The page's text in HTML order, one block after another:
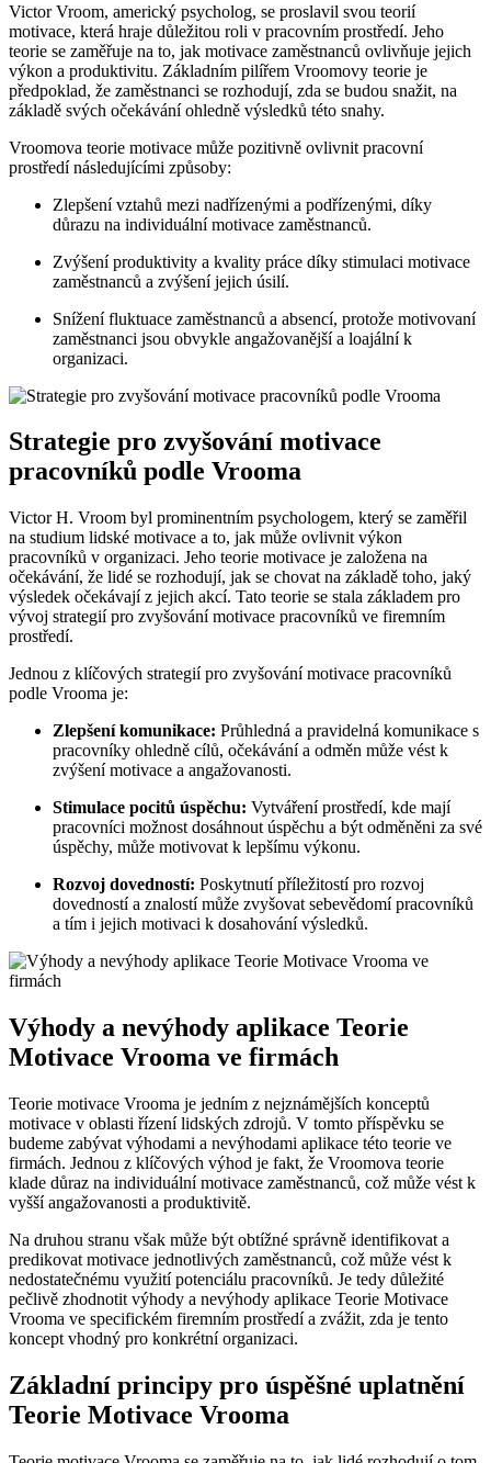
Victor Vroom, americký psycholog, se proslavil svou teorií
motivace, která hraje důležitou roli v pracovním prostředí. Jeho
teorie se zaměřuje na to, jak motivace zaměstnanců ovlivňuje jejich
výkon a produktivitu. Základním pilířem Vroomovy teorie je
předpoklad, že zaměstnanci se rozhodují, zda se budou snažit, na
základě svých očekávání ohledně výsledků této snahy.
Vroomova teorie motivace může pozitivně ovlivnit pracovní
prostředí následujícími způsoby:
Zlepšení vztahů mezi nadřízenými a podřízenými, díky
důrazu na individuální motivace zaměstnanců.
Zvýšení produktivity a kvality práce díky stimulaci motivace
zaměstnanců a zvýšení jejich úsilí.
Snížení fluktuace zaměstnanců a absencí, protože motivovaní
zaměstnanci jsou obvykle angažovanější a loajální k
organizaci.
Strategie pro zvyšování motivace
pracovníků podle Vrooma
Victor H. Vroom byl prominentním psychologem, který se zaměřil
na studium lidské motivace a to, jak může ovlivnit výkon
pracovníků v organizaci. Jeho teorie motivace je založena na
očekávání, že lidé se rozhodují, jak se chovat na základě toho, jaký
výsledek očekávají z jejich akcí. Tato teorie se stala základem pro
vývoj strategií pro zvyšování motivace pracovníků ve firemním
prostředí.
Jednou z klíčových strategií pro zvyšování motivace pracovníků
podle Vrooma je:
Zlepšení komunikace: Průhledná a pravidelná komunikace s
pracovníky ohledně cílů, očekávání a odměn může vést k
zvýšení motivace a angažovanosti.
Stimulace pocitů úspěchu: Vytváření prostředí, kde mají
pracovníci možnost dosáhnout úspěchu a být odměněni za své
úspěchy, může motivovat k lepšímu výkonu.
Rozvoj dovedností: Poskytnutí příležitostí pro rozvoj
dovedností a znalostí může zvyšovat sebevědomí pracovníků
a tím i jejich motivaci k dosahování výsledků.
Výhody a nevýhody aplikace Teorie
Motivace Vrooma ve firmách
Teorie motivace Vrooma je jedním z nejznámějších konceptů
motivace v oblasti řízení lidských zdrojů. V tomto příspěvku se
budeme zabývat výhodami a nevýhodami aplikace této teorie ve
firmách. Jednou z klíčových výhod je fakt, že Vroomova teorie
klade důraz na individuální motivace zaměstnanců, což může vést k
vyšší angažovanosti a produktivitě.
Na druhou stranu však může být obtížné správně identifikovat a
predikovat motivace jednotlivých zaměstnanců, což může vést k
nedostatečnému využití potenciálu pracovníků. Je tedy důležité
pečlivě zhodnotit výhody a nevýhody aplikace Teorie Motivace
Vrooma ve specifickém firemním prostředí a zvážit, zda je tento
koncept vhodný pro konkrétní organizaci.
Základní principy pro úspěšné uplatnění
Teorie Motivace Vrooma